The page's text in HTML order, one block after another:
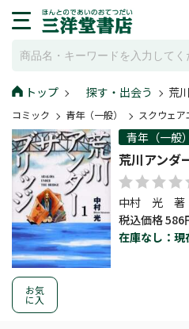
トップ 探す・出会う 荒
コミック 青年（一般） スクウェ
お気
に入
青年（一般）
荒川アン
中村 光 著
税込価格 586
在庫なし：